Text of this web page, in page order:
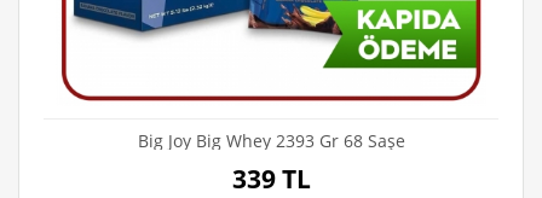
Big Joy Big Whey 2393 Gr 68 Saşe
339 TL